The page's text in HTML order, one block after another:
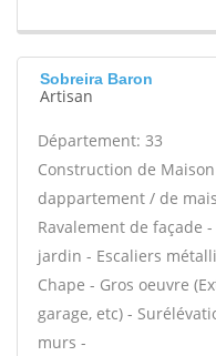
Sobreira Baron
Artisan
Département: 33
Construction de
dappartement / de
Ravalement de façade
jardin - Escaliers
Chape - Gros oeuvre
garage, etc) -
murs -